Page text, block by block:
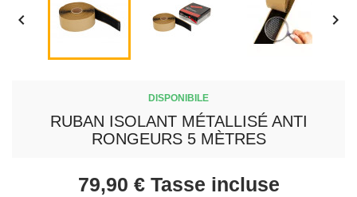
 
DISPONIBILE
RUBAN ISOLANT MÉTALLISÉ ANTI
RONGEURS 5 MÈTRES
79,90 € Tasse incluse